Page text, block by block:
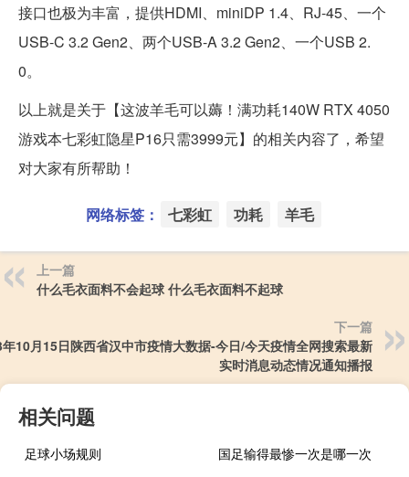
接口也极为丰富，提供HDMI、miniDP 1.4、RJ-45、一个
USB-C 3.2 Gen2、两个USB-A 3.2 Gen2、一个USB 2.
0。
以上就是关于【这波羊毛可以薅！满功耗140W RTX 4050
游戏本七彩虹隐星P16只需3999元】的相关内容了，希望
对大家有所帮助！
网络标签： 七彩虹 功耗 羊毛
上一篇
什么毛衣面料不会起球 什么毛衣面料不起球
下一篇
10月15日陕西省汉中市疫情大数据-今日/今天疫情全网搜索最新
实时消息动态情况通知播报
相关问题
足球小场规则
国足输得最惨一次是哪一次